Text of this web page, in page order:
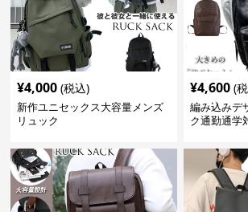
¥4,000 (税込)
新作ユニセックス大容量メンズ
リュック
¥4,600 (
編み込みデ
ク通勤通学